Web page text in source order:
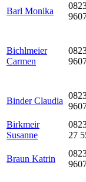
Barl Monika
Bichlmeier
Carmen
Binder Claudia
Birkmeir
Susanne
27
Braun Katrin